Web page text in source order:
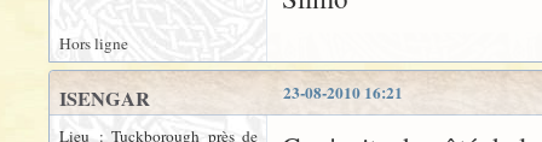
Hors ligne
23-08-2010 16:21
ISENGAR
Lieu : Tuckborough près de